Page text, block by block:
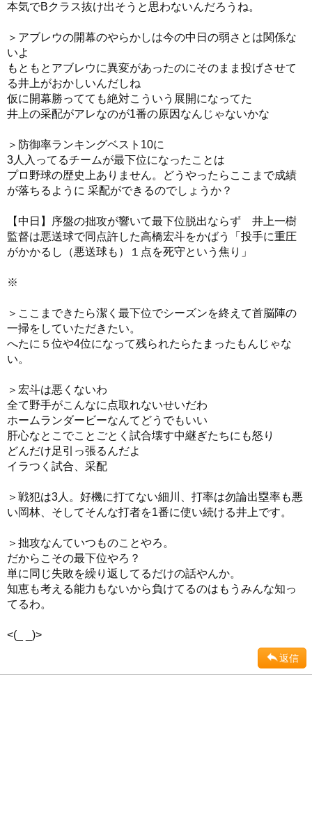
本気でBクラス抜け出そうと思わないんだろうね。
＞アブレウの開幕のやらかしは今の中日の弱さとは関係な
いよ
もともとアブレウに異変があったのにそのまま投げさせて
る井上がおかしいんだしね
仮に開幕勝ってても絶対こういう展開になってた
井上の采配がアレなのが1番の原因なんじゃないかな
＞防御率ランキングベスト10に
3人入ってるチームが最下位になったことは
プロ野球の歴史上ありません。どうやったらここまで成績
が落ちるように 采配ができるのでしょうか？
【中日】序盤の拙攻が響いて最下位脱出ならず 井上一樹
監督は悪送球で同点許した高橋宏斗をかばう「投手に重圧
がかかるし（悪送球も）１点を死守という焦り」
※
＞ここまできたら潔く最下位でシーズンを終えて首脳陣の
一掃をしていただきたい。
へたに５位や4位になって残られたらたまったもんじゃな
い。
＞宏斗は悪くないわ
全て野手がこんなに点取れないせいだわ
ホームランダービーなんてどうでもいい
肝心なとこでことごとく試合壊す中継ぎたちにも怒り
どんだけ足引っ張るんだよ
イラつく試合、采配
＞戦犯は3人。好機に打てない細川、打率は勿論出塁率も悪
い岡林、そしてそんな打者を1番に使い続ける井上です。
＞拙攻なんていつものことやろ。
だからこその最下位やろ？
単に同じ失敗を繰り返してるだけの話やんか。
知恵も考える能力もないから負けてるのはもうみんな知っ
てるわ。
<(_ _)>
返信